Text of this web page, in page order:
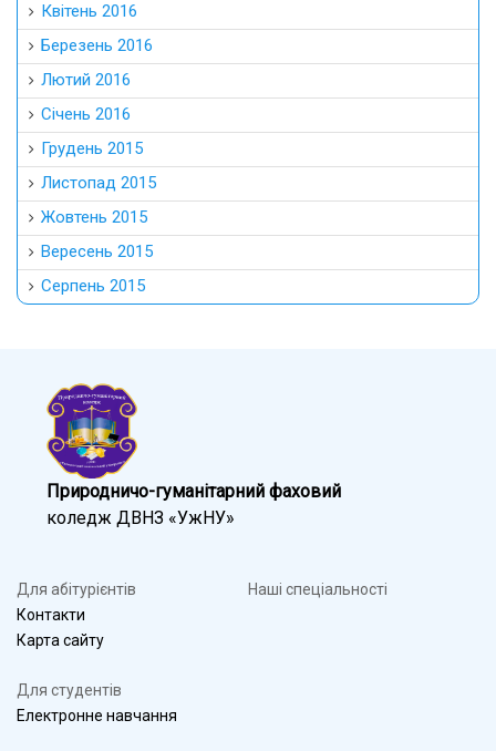
Квітень 2016
Березень 2016
Лютий 2016
Січень 2016
Грудень 2015
Листопад 2015
Жовтень 2015
Вересень 2015
Серпень 2015
Природничо-гуманітарний фаховий
коледж ДВНЗ «УжНУ»
Для абітурієнтів
Контакти
Карта сайту
Наші спеціальності
Для студентів
Електронне навчання